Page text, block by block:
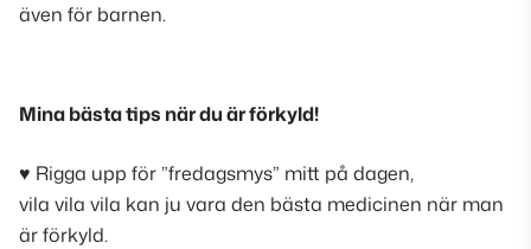
även för barnen.
Mina bästa tips när du är förkyld!
♥︎ Rigga upp för ”fredagsmys” mitt på dagen,
vila vila vila kan ju vara den bästa medicinen när man
är förkyld.